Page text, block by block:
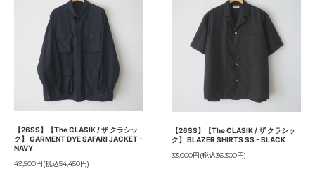
【26SS】【The CLASIK / ザ クラシッ
ク】 GARMENT DYE SAFARI JACKET -
NAVY
49,500円(税込54,450円)
【26SS】【The CLASIK / ザ クラシッ
ク】 BLAZER SHIRTS SS - BLACK
33,000円(税込36,300円)